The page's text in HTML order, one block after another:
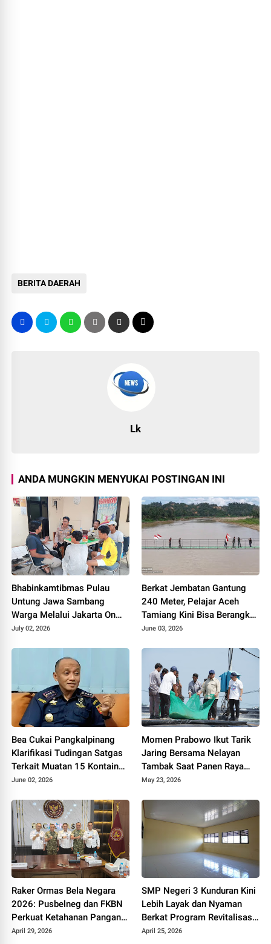
BERITA DAERAH
Lk
ANDA MUNGKIN MENYUKAI POSTINGAN INI
Bhabinkamtibmas Pulau
Untung Jawa Sambang
Warga Melalui Jakarta On
The Spot, Sosialisasikan
July 02, 2026
Berkat Jembatan Gantung
240 Meter, Pelajar Aceh
Tamiang Kini Bisa Berangkat
Sekolah dengan Mudah
June 03, 2026
Bea Cukai Pangkalpinang
Klarifikasi Tudingan Satgas
Terkait Muatan 15 Kontainer
PT PMM: Sudah Layak
June 02, 2026
Momen Prabowo Ikut Tarik
Jaring Bersama Nelayan
Tambak Saat Panen Raya
Udang di Kebumen
May 23, 2026
Raker Ormas Bela Negara
2026: Pusbelneg dan FKBN
Perkuat Ketahanan Pangan
Nasional
April 29, 2026
SMP Negeri 3 Kunduran Kini
Lebih Layak dan Nyaman
Berkat Program Revitalisasi
Sekolah dari Pemerintah
April 25, 2026